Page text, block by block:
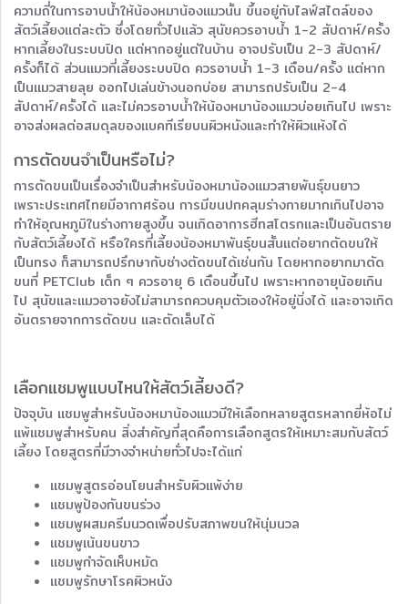
ความถี่ในการอาบน้ำให้น้องหมาน้องแมวนั้น ขึ้นอยู่กับไลฟ์สไตล์ของ
สัตว์เลี้ยงแต่ละตัว ซึ่งโดยทั่วไปแล้ว สุนัขควรอาบน้ำ 1-2 สัปดาห์/ครั้ง
หากเลี้ยงในระบบปิด แต่หากอยู่แต่ในบ้าน อาจปรับเป็น 2-3 สัปดาห์/
ครั้งก็ได้ ส่วนแมวที่เลี้ยงระบบปิด ควรอาบน้ำ 1-3 เดือน/ครั้ง แต่หาก
เป็นแมวสายลุย ออกไปเล่นข้างนอกบ่อย สามารถปรับเป็น 2-4
สัปดาห์/ครั้งได้ และไม่ควรอาบน้ำให้น้องหมาน้องแมวบ่อยเกินไป เพราะ
อาจส่งผลต่อสมดุลของแบคทีเรียบนผิวหนังและทำให้ผิวแห้งได้
การตัดขนจำเป็นหรือไม่?
การตัดขนเป็นเรื่องจำเป็นสำหรับน้องหมาน้องแมวสายพันธุ์ขนยาว
เพราะประเทศไทยมีอากาศร้อน การมีขนปกคลุมร่างกายมากเกินไปอาจ
ทำให้อุณหภูมิในร่างกายสูงขึ้น จนเกิดอาการฮีทสโตรกและเป็นอันตราย
กับสัตว์เลี้ยงได้ หรือใครที่เลี้ยงน้องหมาพันธุ์ขนสั้นแต่อยากตัดขนให้
เป็นทรง ก็สามารถปรึกษากับช่างตัดขนได้เช่นกัน โดยหากอยากมาตัด
ขนที่ PETClub เด็ก ๆ ควรอายุ 6 เดือนขึ้นไป เพราะหากอายุน้อยเกิน
ไป สุนัขและแมวอาจยังไม่สามารถควบคุมตัวเองให้อยู่นิ่งได้ และอาจเกิด
อันตรายจากการตัดขน และตัดเล็บได้
เลือกแชมพูแบบไหนให้สัตว์เลี้ยงดี?
ปัจจุบัน แชมพูสำหรับน้องหมาน้องแมวมีให้เลือกหลายสูตรหลากยี่ห้อไม่
แพ้แชมพูสำหรับคน สิ่งสำคัญที่สุดคือการเลือกสูตรให้เหมาะสมกับสัตว์
เลี้ยง โดยสูตรที่มีวางจำหน่ายทั่วไปจะได้แก่
แชมพูสูตรอ่อนโยนสำหรับผิวแพ้ง่าย
แชมพูป้องกันขนร่วง
แชมพูผสมครีมนวดเพื่อปรับสภาพขนให้นุ่มนวล
แชมพูเน้นขนขาว
แชมพูกำจัดเห็บหมัด
แชมพูรักษาโรคผิวหนัง